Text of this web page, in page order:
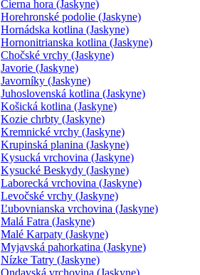
Čierna hora (Jaskyne)
Horehronské podolie (Jaskyne)
Hornádska kotlina (Jaskyne)
Hornonitrianska kotlina (Jaskyne)
Chočské vrchy (Jaskyne)
Javorie (Jaskyne)
Javorníky (Jaskyne)
Juhoslovenská kotlina (Jaskyne)
Košická kotlina (Jaskyne)
Kozie chrbty (Jaskyne)
Kremnické vrchy (Jaskyne)
Krupinská planina (Jaskyne)
Kysucká vrchovina (Jaskyne)
Kysucké Beskydy (Jaskyne)
Laborecká vrchovina (Jaskyne)
Levočské vrchy (Jaskyne)
Ľubovnianska vrchovina (Jaskyne)
Malá Fatra (Jaskyne)
Malé Karpaty (Jaskyne)
Myjavská pahorkatina (Jaskyne)
Nízke Tatry (Jaskyne)
Ondavská vrchovina (Jaskyne)